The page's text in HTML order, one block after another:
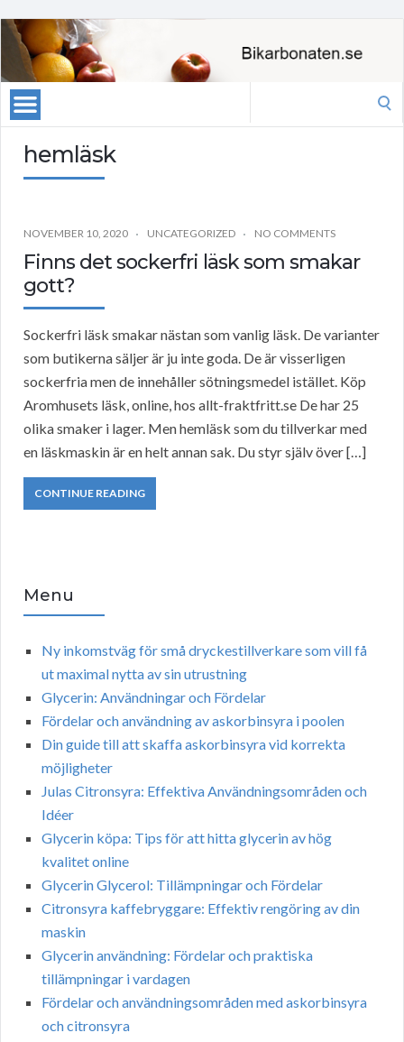
hemläsk
NOVEMBER 10, 2020 UNCATEGORIZED NO COMMENTS
Finns det sockerfri läsk som smakar
gott?
Sockerfri läsk smakar nästan som vanlig läsk. De varianter
som butikerna säljer är ju inte goda. De är visserligen
sockerfria men de innehåller sötningsmedel istället. Köp
Aromhusets läsk, online, hos allt-fraktfritt.se De har 25
olika smaker i lager. Men hemläsk som du tillverkar med
en läskmaskin är en helt annan sak. Du styr själv över […]
CONTINUE READING
Menu
Ny inkomstväg för små dryckestillverkare som vill få
ut maximal nytta av sin utrustning
Glycerin: Användningar och Fördelar
Fördelar och användning av askorbinsyra i poolen
Din guide till att skaffa askorbinsyra vid korrekta
möjligheter
Julas Citronsyra: Effektiva Användningsområden och
Idéer
Glycerin köpa: Tips för att hitta glycerin av hög
kvalitet online
Glycerin Glycerol: Tillämpningar och Fördelar
Citronsyra kaffebryggare: Effektiv rengöring av din
maskin
Glycerin användning: Fördelar och praktiska
tillämpningar i vardagen
Fördelar och användningsområden med askorbinsyra
och citronsyra